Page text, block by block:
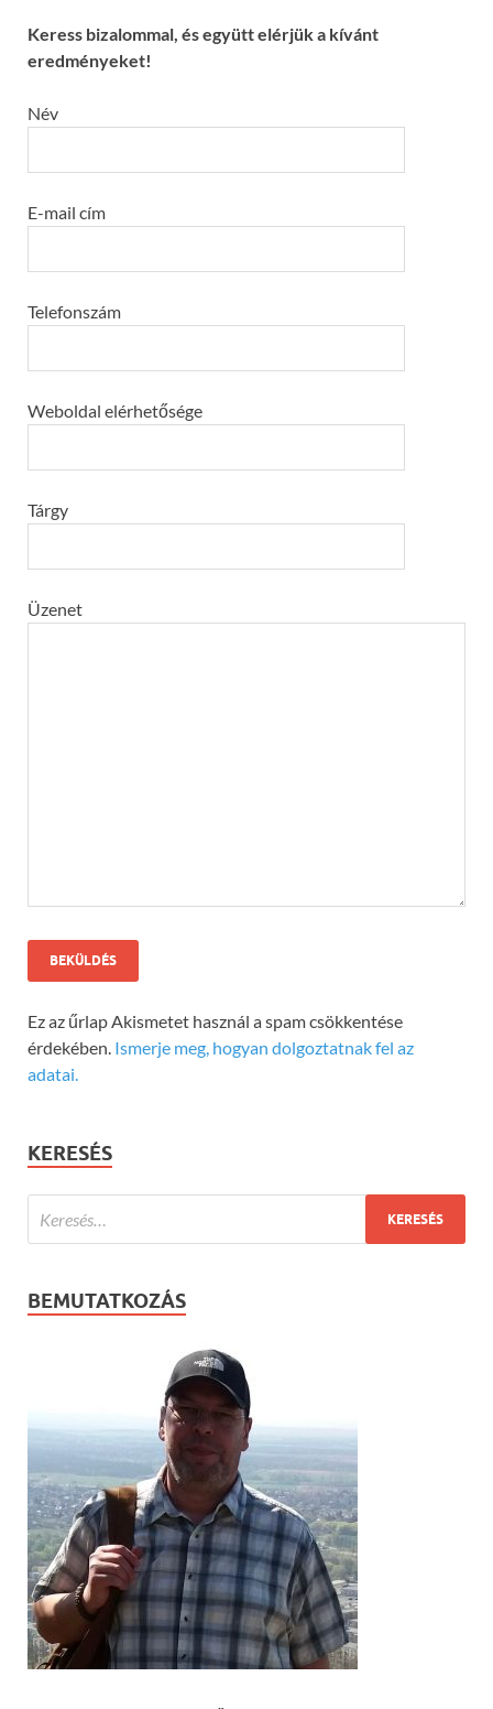
Keress bizalommal, és együtt elérjük a kívánt
eredményeket!
Név
E-mail cím
Telefonszám
Weboldal elérhetősége
Tárgy
Üzenet
Ez az űrlap Akismetet használ a spam csökkentése
érdekében. Ismerje meg, hogyan dolgoztatnak fel az
adatai.
KERESÉS
BEMUTATKOZÁS